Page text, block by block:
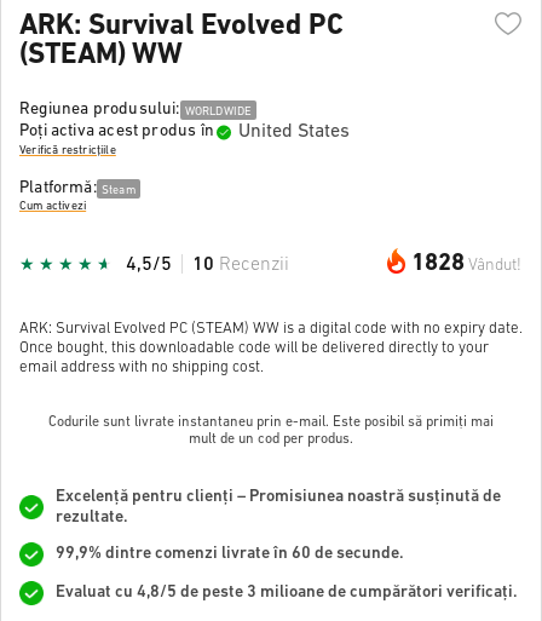
ARK: Survival Evolved PC
(STEAM) WW
Regiunea produsului: WORLDWIDE
Poți activa acest produs în United States
Verifică restricțiile
Platformă: Steam
Cum activezi
1828 Vândut!
4,5/5 10 Recenzii
ARK: Survival Evolved PC (STEAM) WW is a digital code with no expiry date.
Once bought, this downloadable code will be delivered directly to your
email address with no shipping cost.
Codurile sunt livrate instantaneu prin e-mail. Este posibil să primiți mai
mult de un cod per produs.
Excelență pentru clienți – Promisiunea noastră susținută de
rezultate.
99,9% dintre comenzi livrate în 60 de secunde.
Evaluat cu 4,8/5 de peste 3 milioane de cumpărători verificați.